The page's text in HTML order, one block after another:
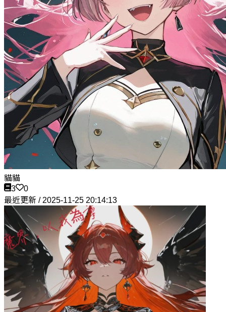
貓貓
3
0
最近更新 / 2025-11-25 20:14:13